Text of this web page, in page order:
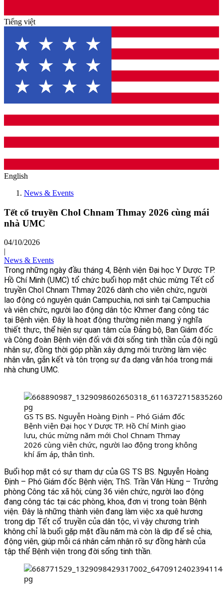
Tiếng việt
English
News & Events
Tết cổ truyền Chol Chnam Thmay 2026 cùng mái
nhà UMC
04/10/2026
|
News & Events
Trong những ngày đầu tháng 4, Bệnh viện Đại học Y Dược TP.
Hồ Chí Minh (UMC) tổ chức buổi họp mặt chúc mừng Tết cổ
truyền Chol Chnam Thmay 2026 dành cho viên chức, người
lao động có nguyên quán Campuchia, nơi sinh tại Campuchia
và viên chức, người lao động dân tộc Khmer đang công tác
tại Bệnh viện. Đây là hoạt động thường niên mang ý nghĩa
thiết thực, thể hiện sự quan tâm của Đảng bộ, Ban Giám đốc
và Công đoàn Bệnh viện đối với đời sống tinh thần của đội ngũ
nhân sự, đồng thời góp phần xây dựng môi trường làm việc
nhân văn, gắn kết và tôn trọng sự đa dạng văn hóa trong mái
nhà chung UMC.
GS TS BS. Nguyễn Hoàng Định – Phó Giám đốc
Bệnh viện Đại học Y Dược TP. Hồ Chí Minh giao
lưu, chúc mừng năm mới Chol Chnam Thmay
2026 cùng viên chức, người lao động trong không
khí ấm áp, thân tình.
Buổi họp mặt có sự tham dự của GS TS BS. Nguyễn Hoàng
Định – Phó Giám đốc Bệnh viện; ThS. Trần Văn Hùng – Trưởng
phòng Công tác xã hội; cùng 36 viên chức, người lao động
đang công tác tại các phòng, khoa, đơn vị trong toàn Bệnh
viện. Đây là những thành viên đang làm việc xa quê hương
trong dịp Tết cổ truyền của dân tộc, vì vậy chương trình
không chỉ là buổi gặp mặt đầu năm mà còn là dịp để sẻ chia,
động viên, giúp mỗi cá nhân cảm nhận rõ sự đồng hành của
tập thể Bệnh viện trong đời sống tinh thần.